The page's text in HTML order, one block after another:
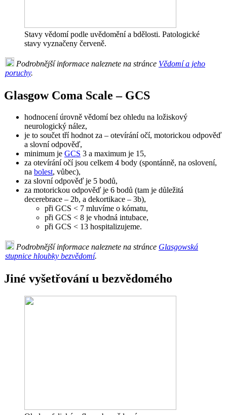
Stavy vědomí podle uvědomění a bdělosti. Patologické
stavy vyznačeny červeně.
Podrobnější informace naleznete na stránce Vědomí a jeho
poruchy.
Glasgow Coma Scale – GCS
hodnocení úrovně vědomí bez ohledu na ložiskový
neurologický nález,
je to součet tří hodnot za – otevírání očí, motorickou odpověď
a slovní odpověď,
minimum je GCS 3 a maximum je 15,
za otevírání očí jsou celkem 4 body (spontánně, na oslovení,
na bolest, vůbec),
za slovní odpověď je 5 bodů,
za motorickou odpověď je 6 bodů (tam je důležitá
decerebrace – 2b, a dekortikace – 3b),
při GCS < 7 mluvíme o kómatu,
při GCS < 8 je vhodná intubace,
při GCS < 13 hospitalizujeme.
Podrobnější informace naleznete na stránce Glasgowská
stupnice hloubky bezvědomí.
Jiné vyšetřování u bezvědomého